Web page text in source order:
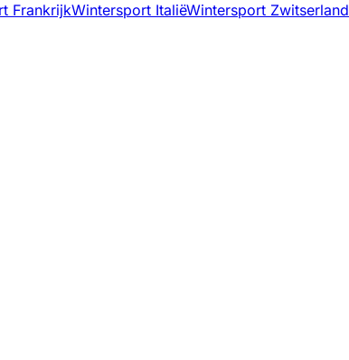
FrankrijkWintersport ItaliëWintersport Zwitserland